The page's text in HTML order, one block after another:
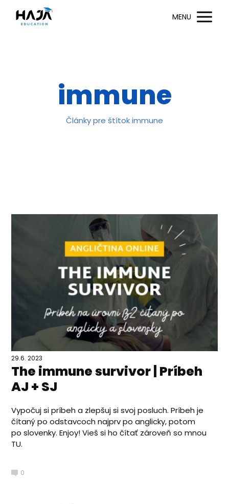
MENU
immune
Články pre štítok immune
29.6. 2023
The immune survivor | Príbeh
AJ + SJ
Vypočuj si príbeh a zlepšuj si svoj posluch. Príbeh je
čítaný po odstavcoch najprv po anglicky, potom
po slovenky. Enjoy! Vieš si ho čítať zároveň so mnou
TU.
0